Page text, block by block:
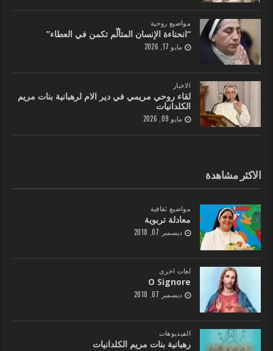
مواضيع روحية
“انحناءة الإنسان المتألّم تكمن في العطاء”
مايو 17, 2026
الاخبار
لقاء روحي مريمي في دير الام لرهبانية بنات مريم
الكلدانيات
مايو 09, 2026
الاكثر مشاهدة
مواضيع ثقافية
معادلة تربوية
ديسمبر 07, 2018
لغات اخرى
O Signore
ديسمبر 07, 2018
الفيديوهات
رهبانية بنات مريم الكلدانيات